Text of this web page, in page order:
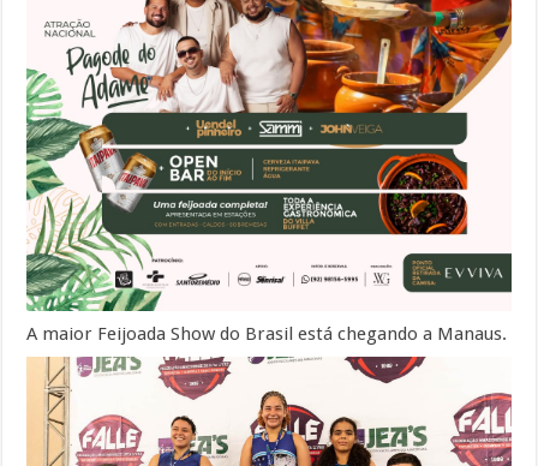
A maior Feijoada Show do Brasil está chegando a Manaus.